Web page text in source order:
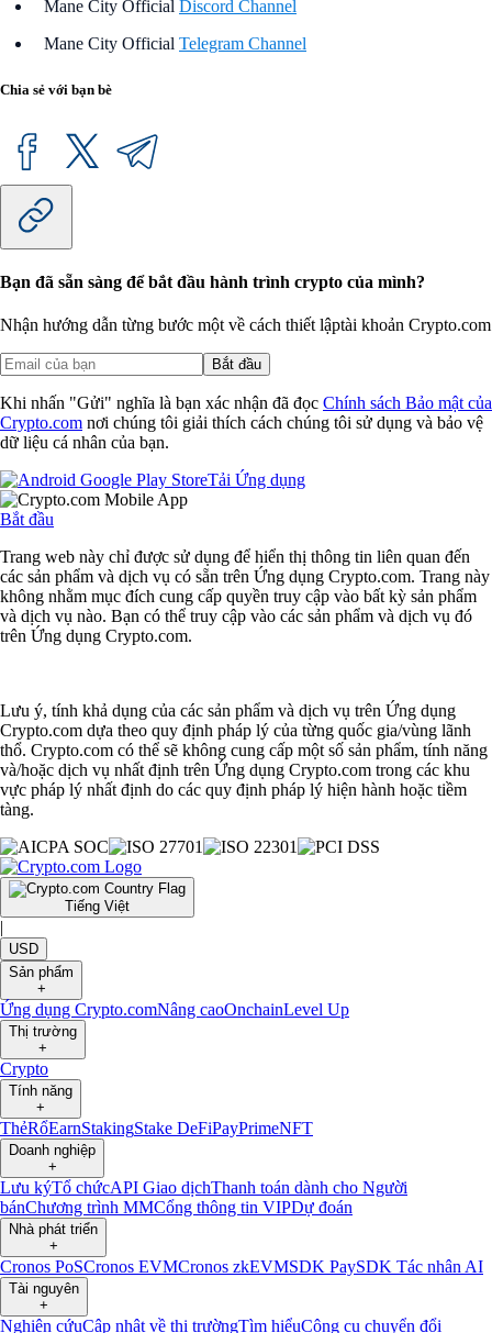
Mane City Official Discord Channel
Mane City Official Telegram Channel
Chia sẻ với bạn bè
Bạn đã sẵn sàng để bắt đầu hành trình crypto của mình?
Nhận hướng dẫn từng bước một về cách thiết lậptài khoản Crypto.com
Bắt đầu
Khi nhấn "Gửi" nghĩa là bạn xác nhận đã đọc Chính sách Bảo mật của
Crypto.com nơi chúng tôi giải thích cách chúng tôi sử dụng và bảo vệ
dữ liệu cá nhân của bạn.
Tải Ứng dụng
Bắt đầu
Trang web này chỉ được sử dụng để hiển thị thông tin liên quan đến
các sản phẩm và dịch vụ có sẵn trên Ứng dụng Crypto.com. Trang này
không nhằm mục đích cung cấp quyền truy cập vào bất kỳ sản phẩm
và dịch vụ nào. Bạn có thể truy cập vào các sản phẩm và dịch vụ đó
trên Ứng dụng Crypto.com.
Lưu ý, tính khả dụng của các sản phẩm và dịch vụ trên Ứng dụng
Crypto.com dựa theo quy định pháp lý của từng quốc gia/vùng lãnh
thổ. Crypto.com có thể sẽ không cung cấp một số sản phẩm, tính năng
và/hoặc dịch vụ nhất định trên Ứng dụng Crypto.com trong các khu
vực pháp lý nhất định do các quy định pháp lý hiện hành hoặc tiềm
tàng.
Tiếng Việt
|
USD
Sản phẩm
+
Ứng dụng Crypto.comNâng caoOnchainLevel Up
Thị trường
+
Crypto
Tính năng
+
ThẻRổEarnStakingStake DeFiPayPrimeNFT
Doanh nghiệp
+
Lưu kýTổ chứcAPI Giao dịchThanh toán dành cho Người
bánChương trình MMCổng thông tin VIPDự đoán
Nhà phát triển
+
Cronos PoSCronos EVMCronos zkEVMSDK PaySDK Tác nhân AI
Tài nguyên
+
Nghiên cứuCập nhật về thị trườngTìm hiểuCông cụ chuyển đổi